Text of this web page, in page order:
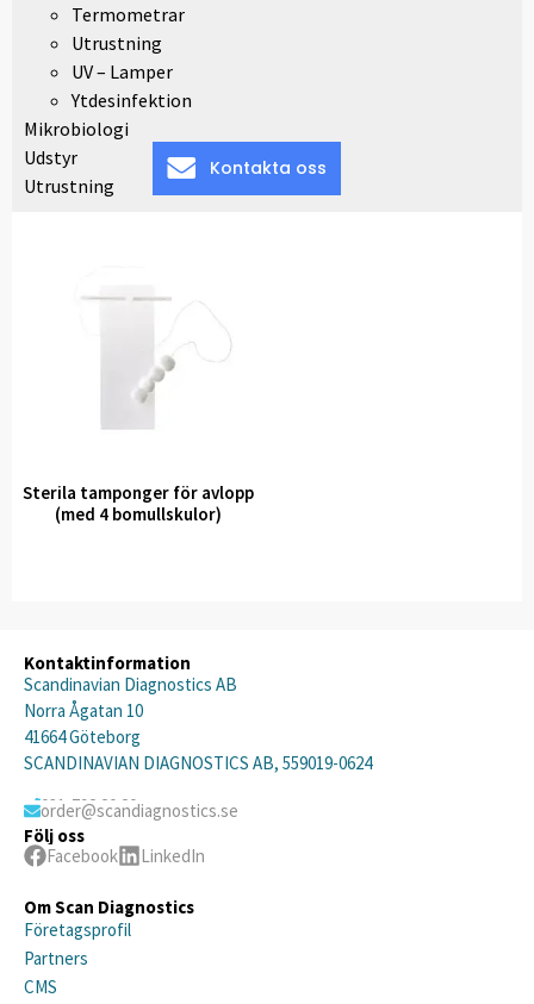
Termometrar
Utrustning
UV – Lamper
Ytdesinfektion
Mikrobiologi
Udstyr
Utrustning
Sterila tamponger för avlopp
(med 4 bomullskulor)
Kontaktinformation
Scandinavian Diagnostics AB
Norra Ågatan 10
41664 Göteborg
SCANDINAVIAN DIAGNOSTICS AB, 559019-0624
031-792 20 20
order@scandiagnostics.se
Följ oss
Facebook
LinkedIn
Om Scan Diagnostics
Företagsprofil
Partners
CMS
Kontakta oss